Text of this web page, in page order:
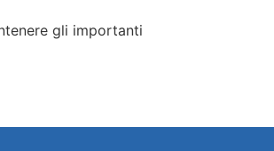
gli importanti